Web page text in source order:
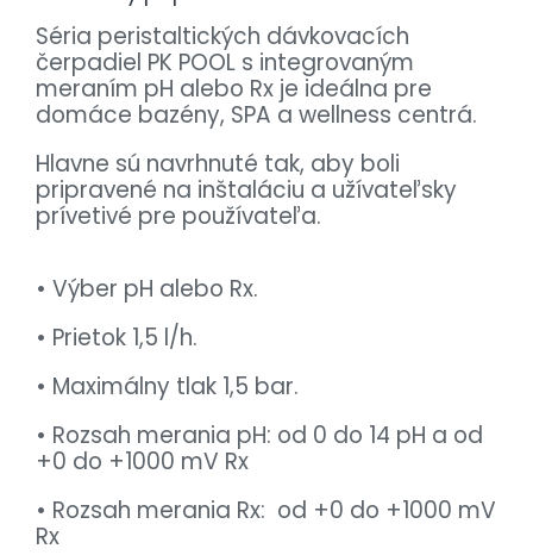
Séria peristaltických dávkovacích
čerpadiel PK POOL s integrovaným
meraním pH alebo Rx je ideálna pre
domáce bazény, SPA a wellness centrá.
Hlavne sú navrhnuté tak, aby boli
pripravené na inštaláciu a užívateľsky
prívetivé pre používateľa.
• Výber pH alebo Rx.
• Prietok 1,5 l/h.
• Maximálny tlak 1,5 bar.
• Rozsah merania pH: od 0 do 14 pH a od
+0 do +1000 mV Rx
• Rozsah merania Rx: od +0 do +1000 mV
Rx